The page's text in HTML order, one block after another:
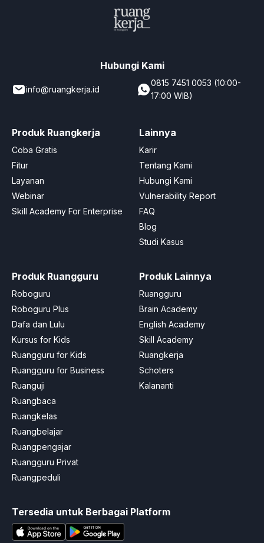
Hubungi Kami
info@ruangkerja.id
0815 7451 0053 (10:00-
17:00 WIB)
Produk Ruangkerja
Coba Gratis
Fitur
Layanan
Webinar
Skill Academy For Enterprise
Lainnya
Karir
Tentang Kami
Hubungi Kami
Vulnerability Report
FAQ
Blog
Studi Kasus
Produk Ruangguru
Roboguru
Roboguru Plus
Dafa dan Lulu
Kursus for Kids
Ruangguru for Kids
Ruangguru for Business
Ruanguji
Ruangbaca
Ruangkelas
Ruangbelajar
Ruangpengajar
Ruangguru Privat
Ruangpeduli
Produk Lainnya
Ruangguru
Brain Academy
English Academy
Skill Academy
Ruangkerja
Schoters
Kalananti
Tersedia untuk Berbagai Platform